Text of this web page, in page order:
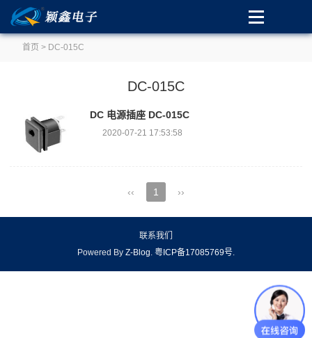
首页 > DC-015C
DC-015C
DC 电源插座 DC-015C
2020-07-21 17:53:58
‹‹ 1 ››
联系我们
Powered By Z-Blog. 粤ICP备17085769号.